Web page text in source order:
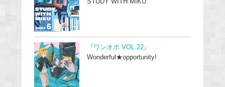
STUDY WITH MIKU
『ワンオポ VOL.22』
Wonderful★opportunity!